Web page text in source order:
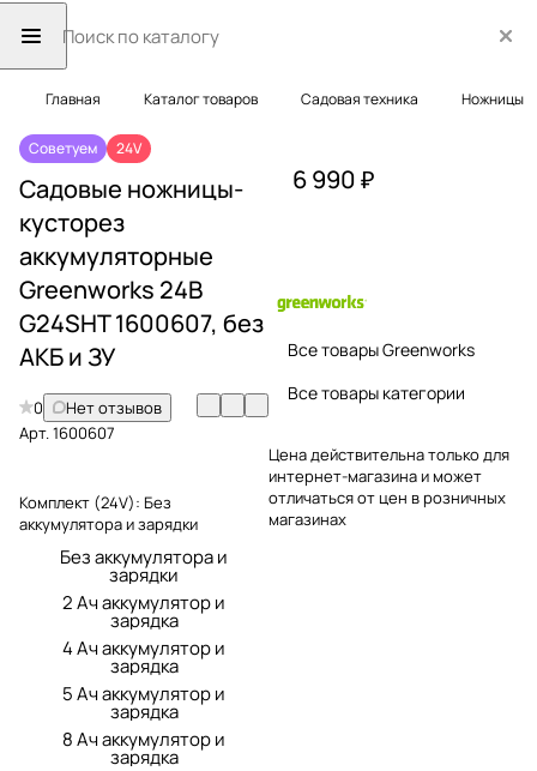
Главная Каталог товаров Садовая техника Ножницы
Советуем 24V
Садовые ножницы-
кусторез
аккумуляторные
Greenworks 24В
G24SHT 1600607, без
АКБ и ЗУ
0
Нет отзывов
Арт.1600607
Комплект (24V): Без
аккумулятора и зарядки
Без аккумулятора и
зарядки
2 Ач аккумулятор и
зарядка
4 Ач аккумулятор и
зарядка
5 Ач аккумулятор и
зарядка
8 Ач аккумулятор и
зарядка
6 990 ₽
Все товары Greenworks
Все товары категории
Цена действительна только для
интернет-магазина и может
отличаться от цен в розничных
магазинах